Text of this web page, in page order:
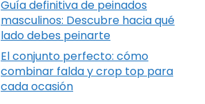
Guía definitiva de peinados
masculinos: Descubre hacia qué
lado debes peinarte
El conjunto perfecto: cómo
combinar falda y crop top para
cada ocasión